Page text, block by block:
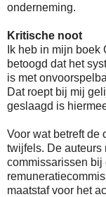
onderneming.
Kritische noot
Ik heb in mijn boek
betoogd dat het
is met
Dat roept bij mij
geslaagd is
Voor wat betreft de
twijfels. De auteurs
commissarissen
maatstaf voor het